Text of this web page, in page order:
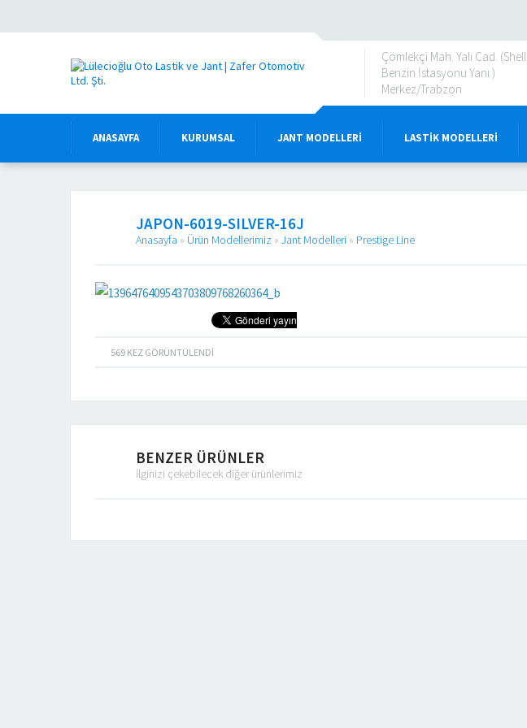
Çömlekçi Mah. Yalı Cad. (Shell
Benzin İstasyonu Yanı )
Merkez/Trabzon
ANASAYFA KURUMSAL JANT MODELLERI LASTIK MODELLERI
JAPON-6019-SILVER-16J
Anasayfa » Ürün Modellerimiz » Jant Modelleri » Prestige Line
569 KEZ GÖRÜNTÜLENDI
BENZER ÜRÜNLER
İlginizi çekebilecek diğer ürünlerimiz